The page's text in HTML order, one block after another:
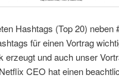
Hashtags (Top 20) neben
für einen Vortrag
erzeugt und auch unser
CEO hat einen